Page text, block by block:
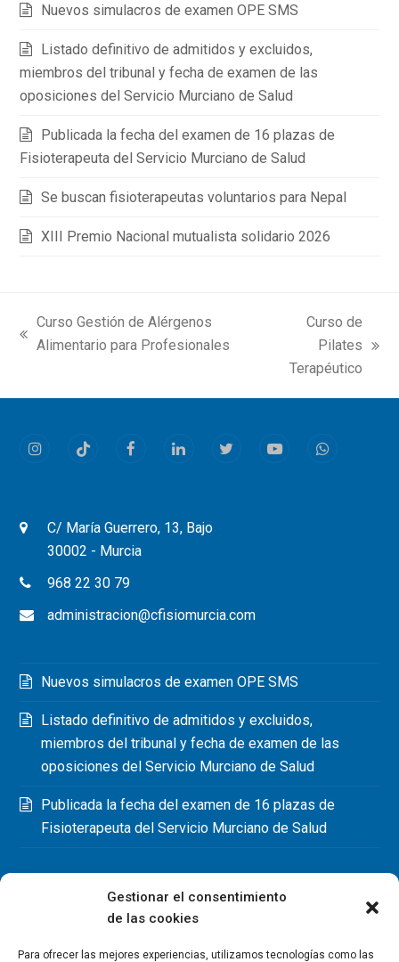
Gestionar el consentimiento
de las cookies
Para ofrecer las mejores experiencias, utilizamos tecnologías como las
Nuevos simulacros de examen OPE SMS
Listado definitivo de admitidos y excluidos,
miembros del tribunal y fecha de examen de las
oposiciones del Servicio Murciano de Salud
Publicada la fecha del examen de 16 plazas de
Fisioterapeuta del Servicio Murciano de Salud
Se buscan fisioterapeutas voluntarios para Nepal
XIII Premio Nacional mutualista solidario 2026
previous
Curso Gestión de Alérgenos
Alimentario para Profesionales
post:
Curso de
Pilates
Terapéutico
InstagramTiktok FacebookLinkedInTwitterYoutubeWhatsapp
C/ María Guerrero, 13, Bajo
30002 - Murcia
968 22 30 79
administracion@cfisiomurcia.com
Nuevos simulacros de examen OPE SMS
Listado definitivo de admitidos y excluidos,
miembros del tribunal y fecha de examen de las
oposiciones del Servicio Murciano de Salud
Publicada la fecha del examen de 16 plazas de
Fisioterapeuta del Servicio Murciano de Salud